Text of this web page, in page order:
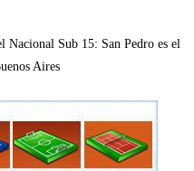
Nacional Sub 15: San Pedro es el
Aires